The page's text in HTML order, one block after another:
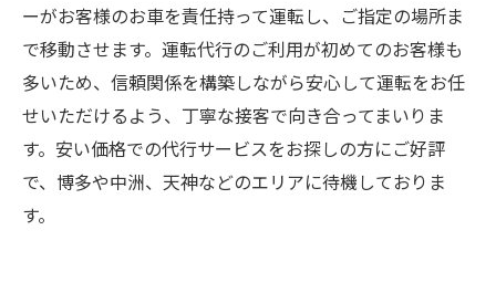
ーがお客様のお車を責任持って運転し、ご指定の場所ま
で移動させます。運転代行のご利用が初めてのお客様も
多いため、信頼関係を構築しながら安心して運転をお任
せいただけるよう、丁寧な接客で向き合ってまいりま
す。安い価格での代行サービスをお探しの方にご好評
で、博多や中洲、天神などのエリアに待機しておりま
す。